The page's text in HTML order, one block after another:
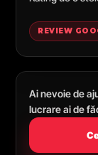
REVIEW
Ai nevoie de
lucrare ai de